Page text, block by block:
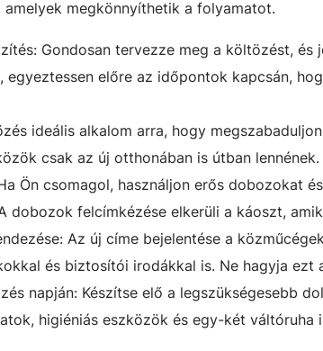
megkönnyíthetik a folyamatot.
Gondosan tervezze meg a költözést, és
előre az időpontok kapcsán,
ideális alkalom arra, hogy
csak az új otthonában is útban lennének.
Ön csomagol, használjon erős dobozokat
dobozok felcímkézése elkerüli a káoszt,
Az új címe bejelentése a
és biztosítói irodákkal is. Ne hagyja ezt
napján: Készítse elő a legszükségesebb
higiéniás eszközök és egy-két váltóruha